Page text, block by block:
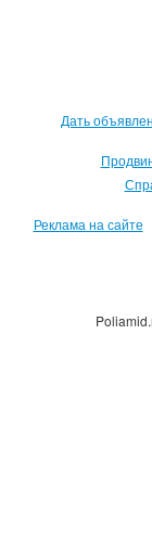
Дать
Реклама на сайте